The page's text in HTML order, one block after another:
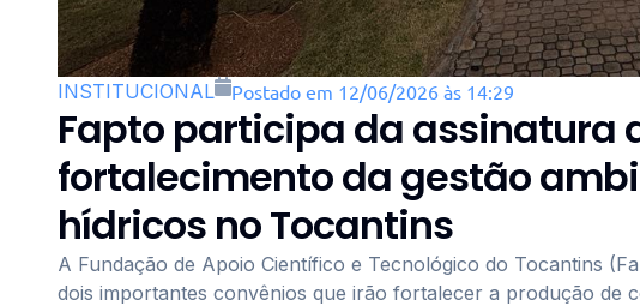
INSTITUCIONAL Postado em 12/06/2026 às 14:29
Fapto participa da assinatura
fortalecimento da gestão
hídricos no Tocantins
A Fundação de Apoio Científico e Tecnológico do Tocantins
dois importantes convênios que irão fortalecer a produção de